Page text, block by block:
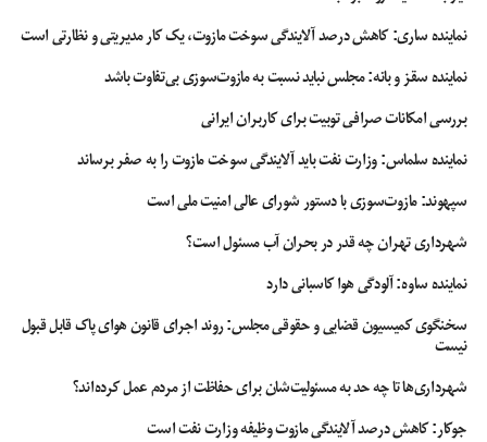
نماینده ساری: کاهش درصد آلایندگی سوخت مازوت، یک کار مدیریتی و نظارتی است
نماینده سقز و بانه: مجلس نباید نسبت به مازوت‌سوزی بی‌تفاوت باشد
بررسی امکانات صرافی توبیت برای کاربران ایرانی
نماینده سلماس: وزارت نفت باید آلایندگی سوخت مازوت را به صفر برساند
سپهوند:‌ مازوت‌سوزی با دستور شورای عالی امنیت ملی است
شهرداری تهران چه قدر در بحران آب مسئول است؟
نماینده ساوه: آلودگی هوا کاسبانی دارد
سخنگوی کمیسیون قضایی و حقوقی مجلس: روند اجرای قانون هوای پاک قابل قبول
نیست
شهرداری‌ها تا چه حد به مسئولیت‌شان برای حفاظت از مردم عمل کرده‌اند؟
جوکار: کاهش درصد آلایندگی مازوت وظیفه وزارت نفت است